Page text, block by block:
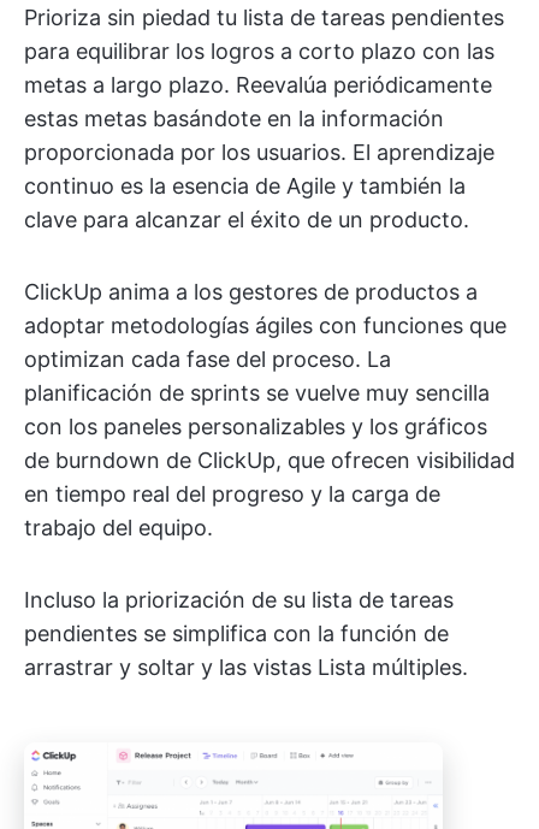
Prioriza sin piedad tu lista de tareas pendientes
para equilibrar los logros a corto plazo con las
metas a largo plazo. Reevalúa periódicamente
estas metas basándote en la información
proporcionada por los usuarios. El aprendizaje
continuo es la esencia de Agile y también la
clave para alcanzar el éxito de un producto.
ClickUp anima a los gestores de productos a
adoptar metodologías ágiles con funciones que
optimizan cada fase del proceso. La
planificación de sprints se vuelve muy sencilla
con los paneles personalizables y los gráficos
de burndown de ClickUp, que ofrecen visibilidad
en tiempo real del progreso y la carga de
trabajo del equipo.
Incluso la priorización de su lista de tareas
pendientes se simplifica con la función de
arrastrar y soltar y las vistas Lista múltiples.